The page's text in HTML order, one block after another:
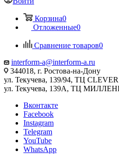
Корзина0
Отложенные0
Сравнение товаров0
interform-a@interform-a.ru
344018, г. Ростова-на-Дону
ул. Текучева, 139/94, ТЦ
ул. Текучева, 139А, ТЦ
Вконтакте
Facebook
Instagram
Telegram
YouTube
WhatsApp